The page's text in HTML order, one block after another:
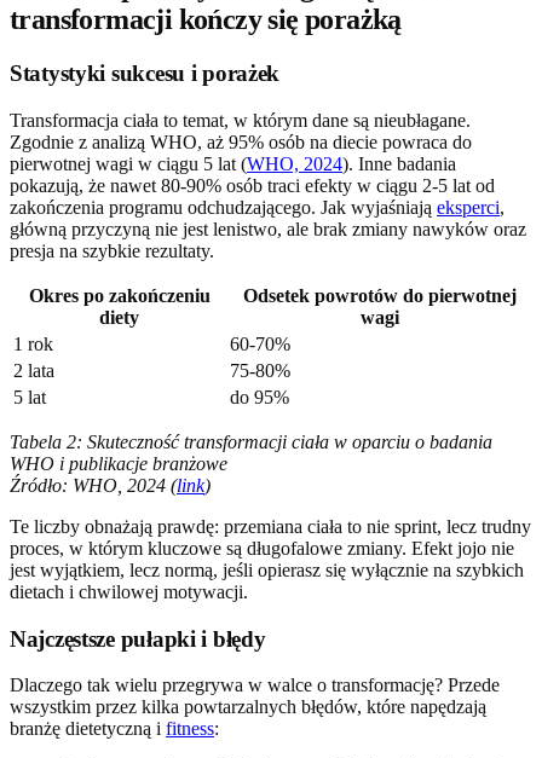
transformacji kończy się porażką
Statystyki sukcesu i porażek
Transformacja ciała to temat, w którym dane są nieubłagane.
Zgodnie z analizą WHO, aż 95% osób na diecie powraca do
pierwotnej wagi w ciągu 5 lat (WHO, 2024). Inne badania
pokazują, że nawet 80-90% osób traci efekty w ciągu 2-5 lat od
zakończenia programu odchudzającego. Jak wyjaśniają eksperci,
główną przyczyną nie jest lenistwo, ale brak zmiany nawyków oraz
presja na szybkie rezultaty.
Okres po zakończeniu
diety
Odsetek powrotów do pierwotnej
wagi
1 rok
60-70%
2 lata
75-80%
5 lat
do 95%
Tabela 2: Skuteczność transformacji ciała w oparciu o badania
WHO i publikacje branżowe
Źródło: WHO, 2024 (link)
Te liczby obnażają prawdę: przemiana ciała to nie sprint, lecz trudny
proces, w którym kluczowe są długofalowe zmiany. Efekt jojo nie
jest wyjątkiem, lecz normą, jeśli opierasz się wyłącznie na szybkich
dietach i chwilowej motywacji.
Najczęstsze pułapki i błędy
Dlaczego tak wielu przegrywa w walce o transformację? Przede
wszystkim przez kilka powtarzalnych błędów, które napędzają
branżę dietetyczną i fitness: